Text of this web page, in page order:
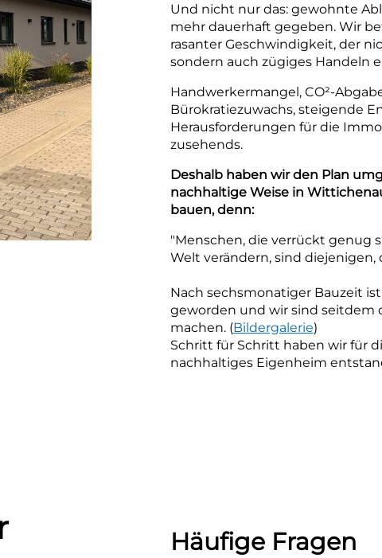
Und nicht nur das: gewohnte
mehr dauerhaft gegeben. Wir
rasanter Geschwindigkeit, der
sondern auch zügiges Handeln
Handwerkermangel, CO²-
Bürokratiezuwachs, steigende
Herausforderungen für die
zusehends.
Deshalb haben wir den Plan
nachhaltige Weise in
bauen, denn:
"Menschen, die verrückt genug
Welt verändern, sind diejenigen,
Nach sechsmonatiger Bauzeit
geworden und wir sind seitdem
machen. (Bildergalerie)
Schritt für Schritt haben wir für
nachhaltiges Eigenheim
Häufige Fragen